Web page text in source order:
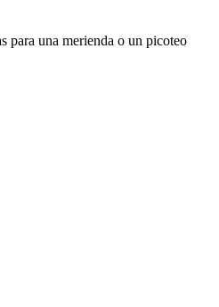
para una merienda o un picoteo